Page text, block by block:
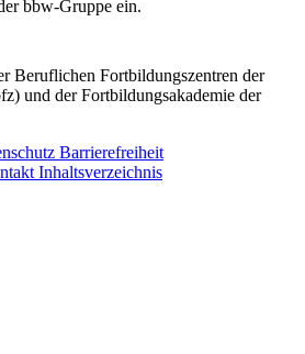
bbw-Gruppe ein.
Beruflichen Fortbildungszentren der
und der Fortbildungsakademie der
Barrierefreiheit
Inhaltsverzeichnis